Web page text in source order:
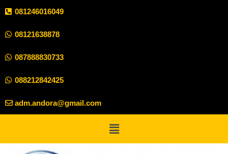
081246016049
08121638878
087888830733
088212842425
adm.andora@gmail.com